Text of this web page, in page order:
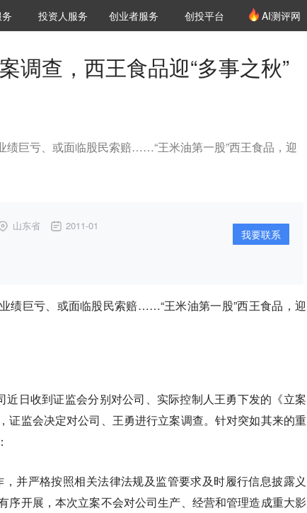
窗
VClub投资机构库
投资机构职位推介
投资人服务 创投氪堂
创业者服务 创投平台 AI测评网
调查，西王食品迎“多事之秋”
绩巨亏、或面临股民索赔……“王米油第一股”西王食品，迎
山东省 2011-01
我要联系
绩巨亏、或面临股民索赔……“王米油第一股”西王食品，迎
日收到证监会分别对公司、实际控制人王勇下发的《立案
证监会决定对公司、王勇进行立案调查。针对突如其来的重
并严格按照相关法律法规及监管要求及时履行信息披露义
序开展，本次立案不会对公司生产、经营和管理造成重大影